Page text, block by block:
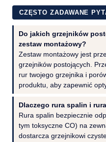
CZĘSTO ZADAWANE
Do jakich grzejników
zestaw montażowy?
Zestaw montażowy jest
grzejników postojących.
rur twojego grzejnika i
produktu, aby zapewnić
Dlaczego rura spalin i
Rura spalin bezpiecznie
tym toksyczne CO) na
dostarcza grzejnikowi